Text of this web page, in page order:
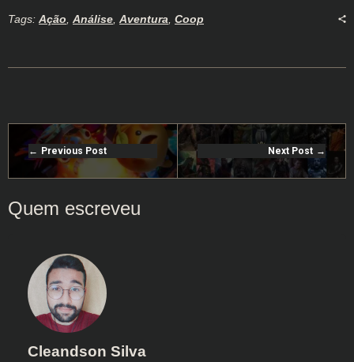
Tags: Ação Análise Aventura Coop
Previous Post Next Post
Cleandson Silva